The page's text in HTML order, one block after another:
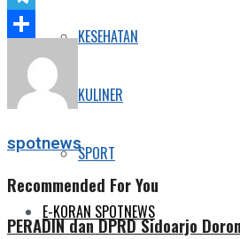
KESEHATAN
KULINER
SPORT
E-KORAN SPOTNEWS
Telegram
spotnews
Recommended For You
PERADIN dan DPRD Sidoarjo